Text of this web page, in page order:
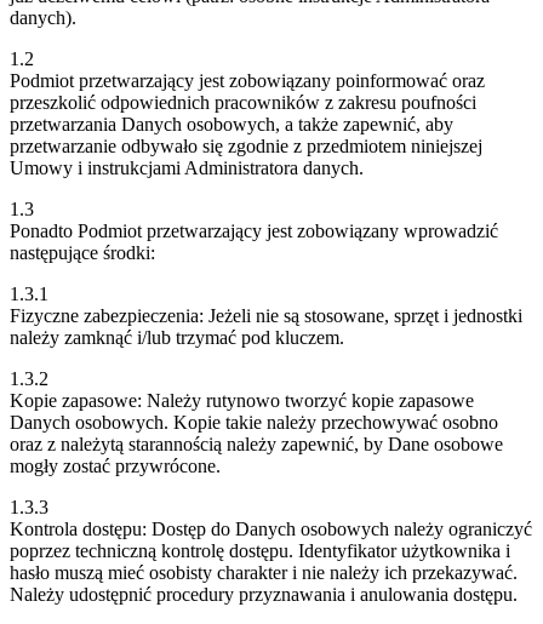
danych).
1.2
Podmiot przetwarzający jest zobowiązany poinformować oraz
przeszkolić odpowiednich pracowników z zakresu poufności
przetwarzania Danych osobowych, a także zapewnić, aby
przetwarzanie odbywało się zgodnie z przedmiotem niniejszej
Umowy i instrukcjami Administratora danych.
1.3
Ponadto Podmiot przetwarzający jest zobowiązany wprowadzić
następujące środki:
1.3.1
Fizyczne zabezpieczenia: Jeżeli nie są stosowane, sprzęt i jednostki
należy zamknąć i/lub trzymać pod kluczem.
1.3.2
Kopie zapasowe: Należy rutynowo tworzyć kopie zapasowe
Danych osobowych. Kopie takie należy przechowywać osobno
oraz z należytą starannością należy zapewnić, by Dane osobowe
mogły zostać przywrócone.
1.3.3
Kontrola dostępu: Dostęp do Danych osobowych należy ograniczyć
poprzez techniczną kontrolę dostępu. Identyfikator użytkownika i
hasło muszą mieć osobisty charakter i nie należy ich przekazywać.
Należy udostępnić procedury przyznawania i anulowania dostępu.